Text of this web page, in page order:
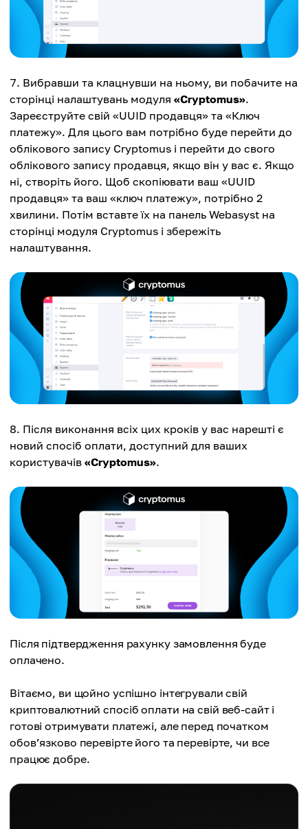
Вибравши та клацнувши на ньому, ви побачите на
сторінці налаштувань модуля «Cryptomus».
Зареєструйте свій «UUID продавця» та «Ключ
платежу». Для цього вам потрібно буде перейти до
облікового запису Cryptomus і перейти до свого
облікового запису продавця, якщо він у вас є. Якщо
ні, створіть його. Щоб скопіювати ваш «UUID
продавця» та ваш «ключ платежу», потрібно 2
хвилини. Потім вставте їх на панель Webasyst на
сторінці модуля Cryptomus і збережіть
налаштування.
Після виконання всіх цих кроків у вас нарешті є
новий спосіб оплати, доступний для ваших
користувачів «Cryptomus».
Після підтвердження рахунку замовлення буде
оплачено.
Вітаємо, ви щойно успішно інтегрували свій
криптовалютний спосіб оплати на свій веб-сайт і
готові отримувати платежі, але перед початком
обов’язково перевірте його та перевірте, чи все
працює добре.